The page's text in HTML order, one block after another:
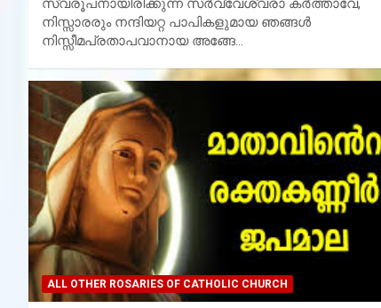
സ്വരൂപനായിരിക്കുന്ന സര്‍വ്വേശ്വരാ കര്‍ത്താവേ,
നിസ്സാരരും നന്ദിയറ്റ പാപികളുമായ ഞങ്ങള്‍
നിസ്സീമപ്രതാപവാനായ അങ്ങേ…
ALL OTHER ROSARIES OF CATHOLIC CHURCH